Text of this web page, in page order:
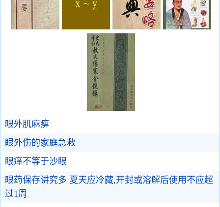
眼外肌麻痹
眼外伤的家庭急救
眼痒不等于沙眼
眼药保存讲究多 夏天应冷藏,开封或溶解后使用不应超
过1周